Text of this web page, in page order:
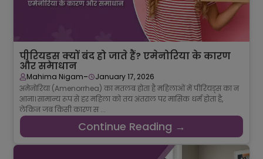
पीरियड्स क्यों बंद हो जाते हैं? एमेनोरिया के कारण
और समाधान
Mahima Nigam-
January 17, 2026
अमेनोरिया (Amenorrhea) का मतलब होता है महिलाओं में पीरियड्स का न
आना। सामान्य रूप से हर महिला को तय अंतराल पर मासिक धर्म होता है,
लेकिन जब किसी कारण स ...
Continue Reading →